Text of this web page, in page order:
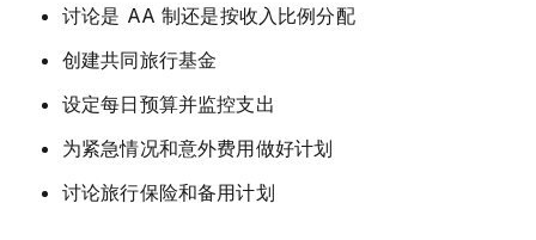
讨论是 AA 制还是按收入比例分配
创建共同旅行基金
设定每日预算并监控支出
为紧急情况和意外费用做好计划
讨论旅行保险和备用计划